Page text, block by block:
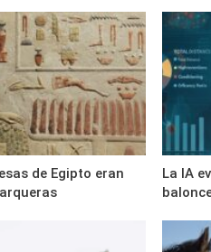
de Egipto eran
La IA